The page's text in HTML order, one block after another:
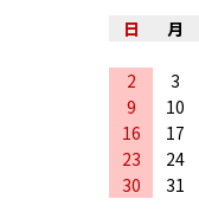
日
月
2
3
9
10
16
17
23
24
30
31